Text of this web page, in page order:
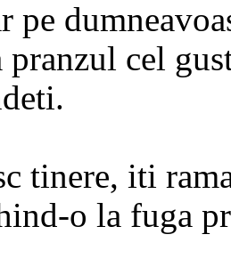
pe
pranzul cel
tinere, iti
o la fuga